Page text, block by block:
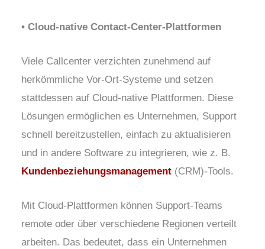
• Cloud-native Contact-Center-Plattformen
Viele Callcenter verzichten zunehmend auf
herkömmliche Vor-Ort-Systeme und setzen
stattdessen auf Cloud-native Plattformen. Diese
Lösungen ermöglichen es Unternehmen, Support
schnell bereitzustellen, einfach zu aktualisieren
und in andere Software zu integrieren, wie z. B.
Kundenbeziehungsmanagement (CRM)-Tools.
Mit Cloud-Plattformen können Support-Teams
remote oder über verschiedene Regionen verteilt
arbeiten. Das bedeutet, dass ein Unternehmen